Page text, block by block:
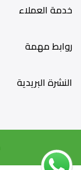
خدمة العملاء
روابط مهمة
النشرة البريدية